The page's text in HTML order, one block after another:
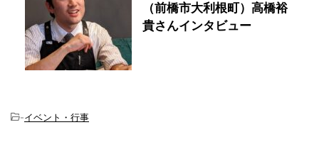
（前橋市大利根町）高橋裕
貴さんインタビュー
-イベント・行事